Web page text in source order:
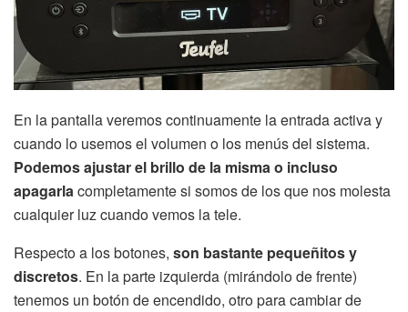
En la pantalla veremos continuamente la entrada activa y
cuando lo usemos el volumen o los menús del sistema.
Podemos ajustar el brillo de la misma o incluso
apagarlacompletamente si somos de los que nos molesta
cualquier luz cuando vemos la tele.
Respecto a los botones, son bastante pequeñitos y
discretos. En la parte izquierda (mirándolo de frente)
tenemos un botón de encendido, otro para cambiar de